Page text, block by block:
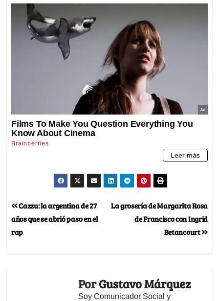
La grosería de Margarita Rosa
de Francisco con Ingrid
Betancourt
Cazzu: la argentina de 27
años que se abrió paso en el
rap
PorGustavo Márquez
Soy Comunicador Social y